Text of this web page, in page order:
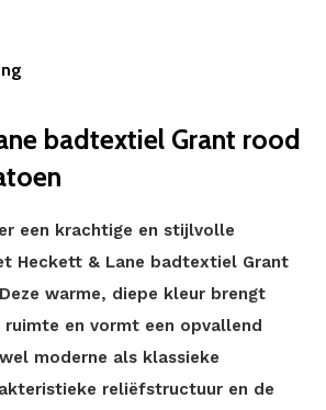
badtextiel Grant rood
een krachtige en stijlvolle
Heckett & Lane badtextiel Grant
warme, diepe kleur brengt
en vormt een opvallend
moderne als klassieke
reliëfstructuur en de